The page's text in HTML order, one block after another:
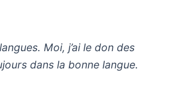
Moi, j’ai le don des
dans la bonne langue.